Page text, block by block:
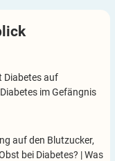
Diabetes auf
Diabetes im Gefängnis
auf den Blutzucker,
bei Diabetes? |Was